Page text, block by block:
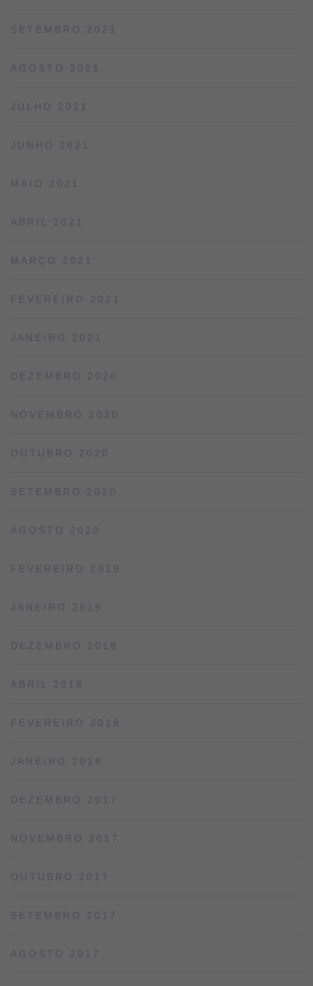
SETEMBRO 2021
AGOSTO 2021
JULHO 2021
JUNHO 2021
MAIO 2021
ABRIL 2021
MARÇO 2021
FEVEREIRO 2021
JANEIRO 2021
DEZEMBRO 2020
NOVEMBRO 2020
OUTUBRO 2020
SETEMBRO 2020
AGOSTO 2020
FEVEREIRO 2019
JANEIRO 2019
DEZEMBRO 2018
ABRIL 2018
FEVEREIRO 2018
JANEIRO 2018
DEZEMBRO 2017
NOVEMBRO 2017
OUTUBRO 2017
SETEMBRO 2017
AGOSTO 2017